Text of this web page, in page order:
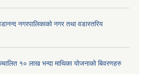
नगरपालिकाको नगर तथा वडास्तरिय
१० लाख भन्दा माथिका योजनाको बिवरणहरु